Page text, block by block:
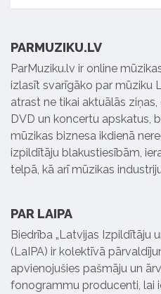
PARMUZIKU.LV
ParMuziku.lv ir online
izlasīt svarīgāko par mūziku
atrast ne tikai aktuālās
DVD un koncertu apskatus,
mūzikas biznesa ikdienā
izpildītāju blakustiesībām,
telpā, kā arī mūzikas
PAR LAIPA
Biedrība „Latvijas Izpildītāju
(LaIPA) ir kolektīvā
apvienojušies pašmāju un
fonogrammu producenti, lai